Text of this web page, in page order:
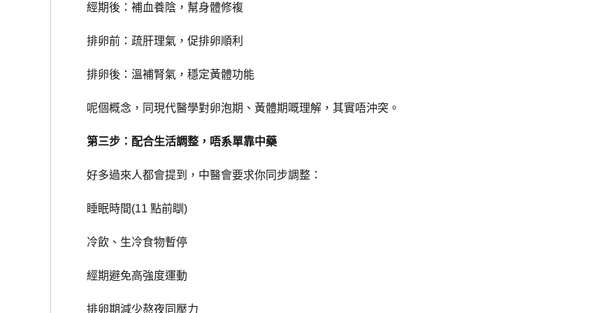
經期後：補血養陰，幫身體修複
排卵前：疏肝理氣，促排卵順利
排卵後：溫補腎氣，穩定黃體功能
呢個概念，同現代醫學對卵泡期、黃體期嘅理解，其實唔沖突。
第三步：配合生活調整，唔系單靠中藥
好多過來人都會提到，中醫會要求你同步調整：
睡眠時間(11 點前瞓)
冷飲、生冷食物暫停
經期避免高強度運動
排卵期減少熬夜同壓力